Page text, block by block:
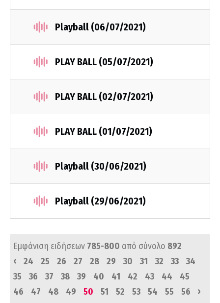
Playball (06/07/2021)
PLAY BALL (05/07/2021)
PLAY BALL (02/07/2021)
PLAY BALL (01/07/2021)
Playball (30/06/2021)
Playball (29/06/2021)
Εμφάνιση ειδήσεων 785-800 από σύνολο 892
‹
24 25 26 27 28 29 30 31 32 33
34
35
36 37 38 39 40 41 42 43 44
45
46
47 48 49 50 51 52 53 54 55 56 ›